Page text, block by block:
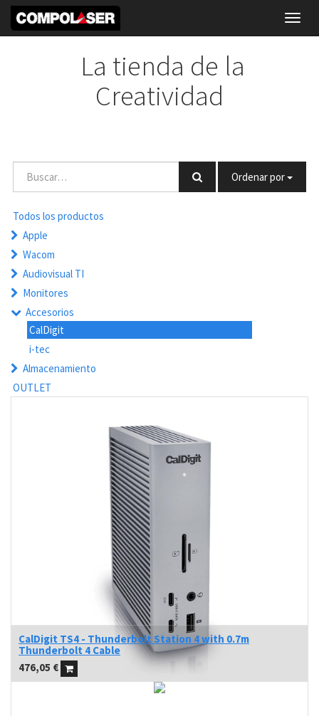
La tienda de la
Creatividad
Ordenar por
Todos los productos
Apple
Wacom
Audiovisual TI
Monitores
Accesorios
CalDigit
i-tec
Almacenamiento
OUTLET
CalDigit TS4 - Thunderbolt Station 4 with 0.7m
Thunderbolt 4 Cable
476,05 €